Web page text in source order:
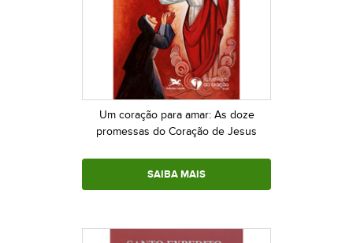
Um coração para amar: As doze
promessas do Coração de Jesus
SAIBA MAIS